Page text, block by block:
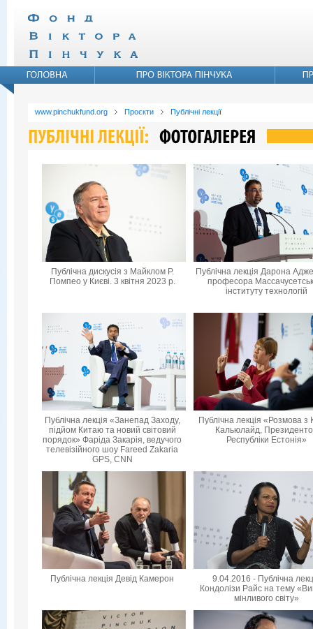
www.pinchukfund.org Проєкти Публічні лекції
Публічна дискусія з Майклом Р.
Помпео у Києві. 3 квітня 2023 р.
Публічна лекція Дарона
професора
інституту технологій
Публічна лекція «Занепад Заходу,
підйом Китаю та новий світовий
порядок» Фаріда Закарія, ведучого
телевізійного шоу Fareed Zakaria
GPS, CNN
Публічна лекція «Розмова з
Кальюлайд,
Республіки Естонія»
Публічна лекція Девід Камерон
9.04.2016 - Публічна
Кондолізи Райс на тему
мінливого світу»